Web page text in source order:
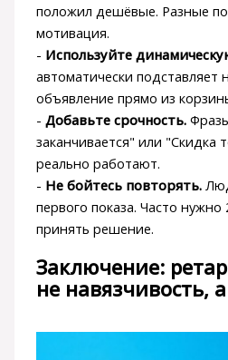
положил дешёвые. Разные
мотивация.
- Используйте
автоматически подставляет
объявление прямо из
- Добавьте срочность.
заканчивается" или "Скидка
реально работают.
- Не бойтесь повторять.
первого показа. Часто нужно
принять решение.
Заключение:
не навязчивость,